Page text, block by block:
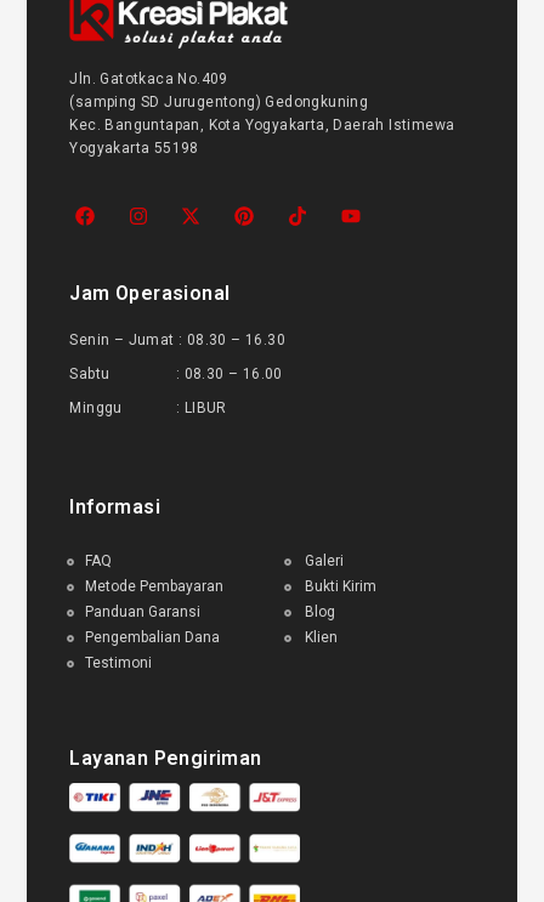
Jln. Gatotkaca No.409
(samping SD Jurugentong) Gedongkuning
Kec. Banguntapan, Kota Yogyakarta, Daerah Istimewa
Yogyakarta 55198
Jam Operasional
Senin – Jumat : 08.30 – 16.30
Sabtu : 08.30 – 16.00
Minggu : LIBUR
Informasi
FAQ
Metode Pembayaran
Panduan Garansi
Pengembalian Dana
Testimoni
Galeri
Bukti Kirim
Blog
Klien
Layanan Pengiriman